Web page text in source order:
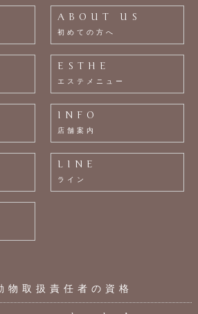
ABOUT US
初めての方へ
ESTHE
エステメニュー
INFO
店舗案内
LINE
ライン
物取扱責任者の資格